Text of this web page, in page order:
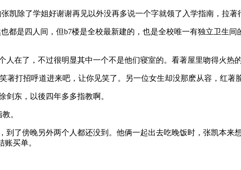
凯除了学姐好谢谢再见以外没再多说一个字就领了入学指南，拉著
都是四人间，但b7楼是全校最新建的，也是全校唯一有独立卫生
在了，不过很明显其中一个不是他们寝室的。看著屋里吻得火热
打招呼道进来吧，让你见笑了。另一位女生却没那麽从容，红著
东，以後四年多多指教啊。
。
了傍晚另外两个人都还没到。他俩一起出去吃晚饭时，张凯本来
买单。